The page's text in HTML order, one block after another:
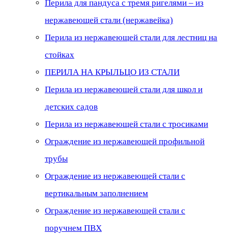
Перила для пандуса с тремя ригелями – из
нержавеющей стали (нержавейка)
Перила из нержавеющей стали для лестниц на
стойках
ПЕРИЛА НА КРЫЛЬЦО ИЗ СТАЛИ
Перила из нержавеющей стали для школ и
детских садов
Перила из нержавеющей стали с тросиками
Ограждение из нержавеющей профильной
трубы
Ограждение из нержавеющей стали с
вертикальным заполнением
Ограждение из нержавеющей стали с
поручнем ПВХ